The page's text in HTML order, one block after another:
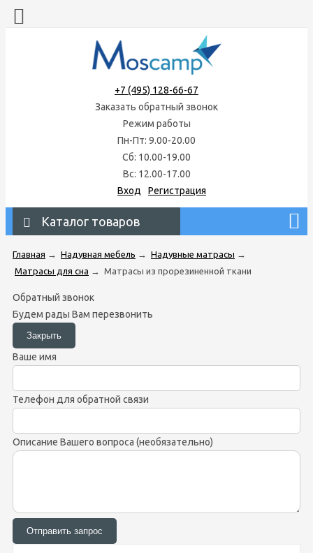
+7 (495) 128-66-67
Заказать обратный звонок
Режим работы
Пн-Пт: 9.00-20.00
Сб: 10.00-19.00
Вс: 12.00-17.00
Вход
Регистрация
Каталог товаров
Главная → Надувная мебель → Надувные матрасы →
Матрасы для сна → Матрасы из прорезиненной ткани
Обратный звонок
Будем рады Вам перезвонить
Ваше имя
Телефон для обратной связи
Описание Вашего вопроса (необязательно)